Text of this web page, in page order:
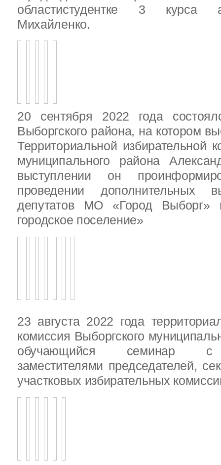
областистудентке 3 курса
Михайленко.
20 сентября 2022 года
Выборгского района, на котором
Территориальной избирательной
муниципального района
выступлении он
проведении дополнительных
депутатов МО «Город
городское поселение»
23 августа 2022 года
комиссия Выборгского
обучающийся семинар с
заместителями председателей,
участковых избирательных